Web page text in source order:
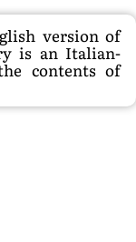
version of
is an Italian-
contents of